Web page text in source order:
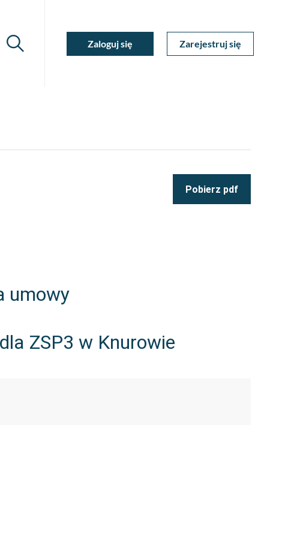
Wyszukiwarka
MojeZaloguj się Zarejestruj się
Pobierz pdf
umowy
ZSP3 w Knurowie